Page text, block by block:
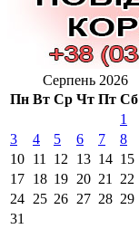
Серпень 2026
Пн Вт Ср Чт Пт Сб
1
3
4 5 6 7 8
10 11 12 13 14 15
17 18 19 20 21 22
24 25 26 27 28 29
31